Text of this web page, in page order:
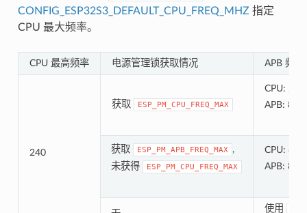
CONFIG_ESP32S3_DEFAULT_CPU_FREQ_MHZ 指定
CPU 最大频率。
CPU 最高频率 电源管理锁获取情况 APB 频率
240
获取 ESP_PM_CPU_FREQ_MAX
CPU:
APB: 80
获取 ESP_PM_APB_FREQ_MAX ,
未获得
ESP_PM_CPU_FREQ_MAX
CPU: 80
APB: 80
使用